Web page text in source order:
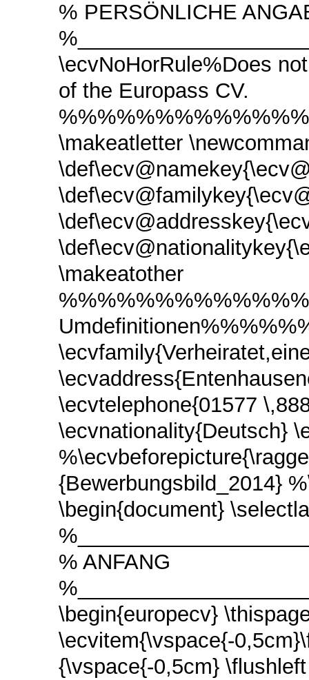
% PERSÖNLICHE
\ecvNoHorRule%Does
of the Europass CV.
\makeatletter
\makeatother
\ecvtelephone{01577
\ecvnationality{Deutsch}
{Bewerbungsbild_2014}
\begin{document}
% ANFANG
\begin{europecv}
\ecvitem{\vspace{-
{\vspace{-0,5cm}